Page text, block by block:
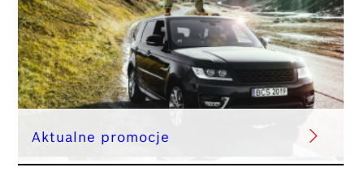
Aktualne promocje